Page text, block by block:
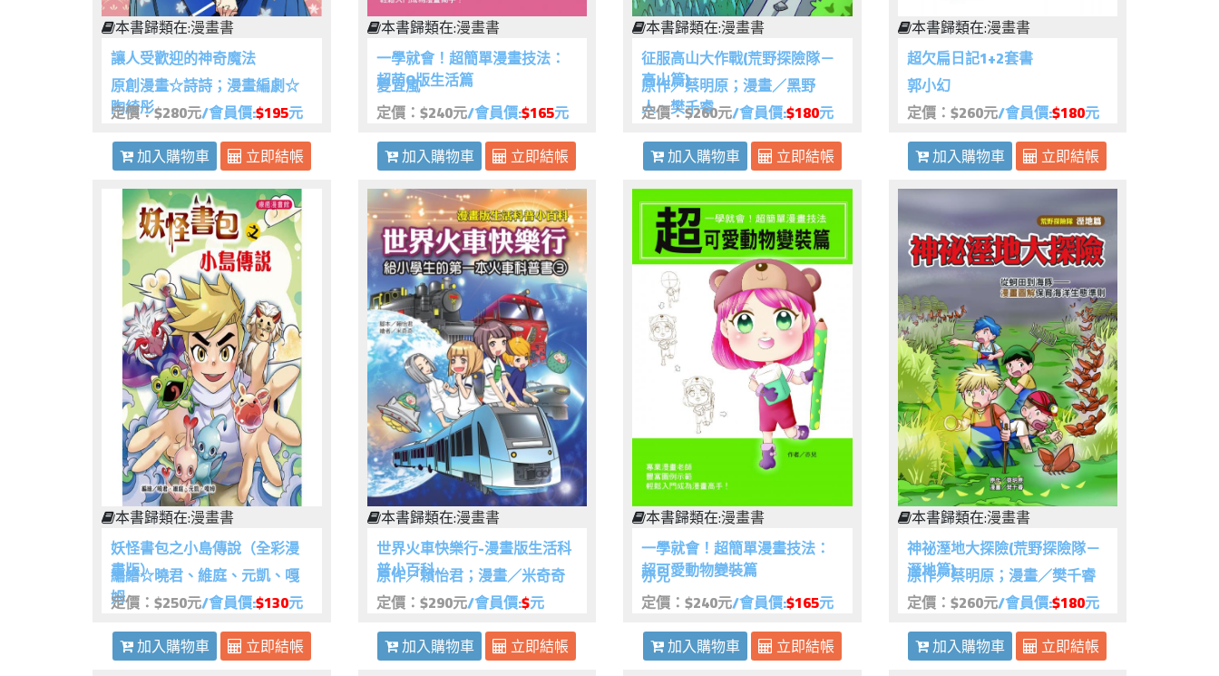
本書歸類在:漫畫書
讓人受歡迎的神奇魔法
原創漫畫☆詩詩；漫畫編劇☆
陶綺彤
定價：$280元/會員價:$195元
加入購物車
立即結帳
本書歸類在:漫畫書
一學就會！超簡單漫畫技法：
超萌Q版生活篇
夏宜嵐
定價：$240元/會員價:$165元
加入購物車
立即結帳
本書歸類在:漫畫書
征服高山大作戰(荒野探險隊－
高山篇)
原作／蔡明原；漫畫／黑野
人、樊千睿
定價：$260元/會員價:$180元
加入購物車
立即結帳
本書歸類在:漫畫書
超欠扁日記1+2套書
郭小幻
定價：$260元/會員價:$180元
加入購物車
立即結帳
本書歸類在:漫畫書
妖怪書包之小島傳說（全彩漫
畫版）
編繪☆曉君、維庭、元凱、嘎
姆
定價：$250元/會員價:$130元
加入購物車
立即結帳
本書歸類在:漫畫書
世界火車快樂行-漫畫版生活科
普小百科
原作／賴怡君；漫畫／米奇奇
定價：$290元/會員價:$元
加入購物車
立即結帳
本書歸類在:漫畫書
一學就會！超簡單漫畫技法：
超可愛動物變裝篇
亦兒
定價：$240元/會員價:$165元
加入購物車
立即結帳
本書歸類在:漫畫書
神祕溼地大探險(荒野探險隊－
溼地篇)
原作／蔡明原；漫畫／樊千睿
定價：$260元/會員價:$180元
加入購物車
立即結帳